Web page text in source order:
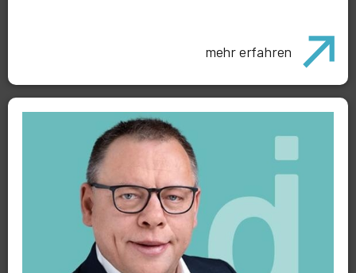
mehr erfahren